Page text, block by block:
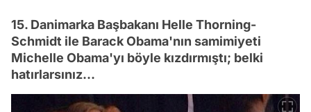
15. Danimarka Başbakanı Helle Thorning-
Schmidt ile Barack Obama'nın samimiyeti
Michelle Obama'yı böyle kızdırmıştı; belki
hatırlarsınız...